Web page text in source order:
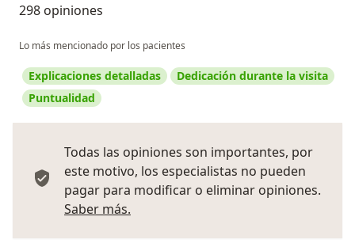
298 opiniones
Lo más mencionado por los pacientes
Explicaciones detalladas
Dedicación durante la visita
Puntualidad
Todas las opiniones son importantes, por
este motivo, los especialistas no pueden
pagar para modificar o eliminar opiniones.
Saber más.